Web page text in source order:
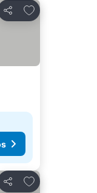
Compartir
Agregar a
Compartir
Agregar a